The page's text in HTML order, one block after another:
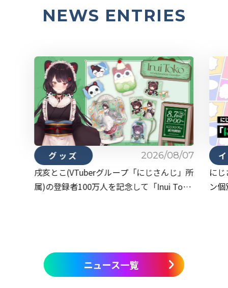
NEWS ENTRIES
グッズ 2026/08/07
戌亥とこ(VTuberグループ「にじさんじ」所
属)の登録者100万人を記念して「Inui Toko
に
ン
ニュース一覧